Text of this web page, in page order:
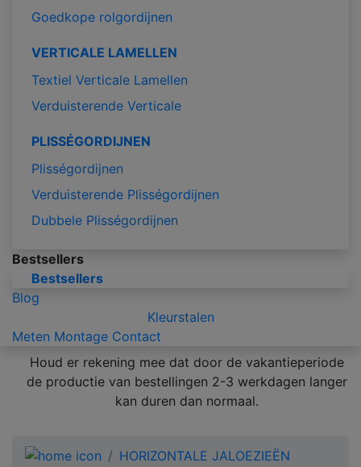
Goedkope rolgordijnen
VERTICALE LAMELLEN
Textiel Verticale Lamellen
Verduisterende Verticale
PLISSÉGORDIJNEN
Plisségordijnen
Verduisterende Plisségordijnen
Dubbele Plisségordijnen
Bestsellers
Bestsellers
Blog
Kleurstalen
Meten Montage Contact
Houd er rekening mee dat door de vakantieperiode
de productie van bestellingen 2-3 werkdagen langer
kan duren dan normaal.
HORIZONTALE JALOEZIEËN